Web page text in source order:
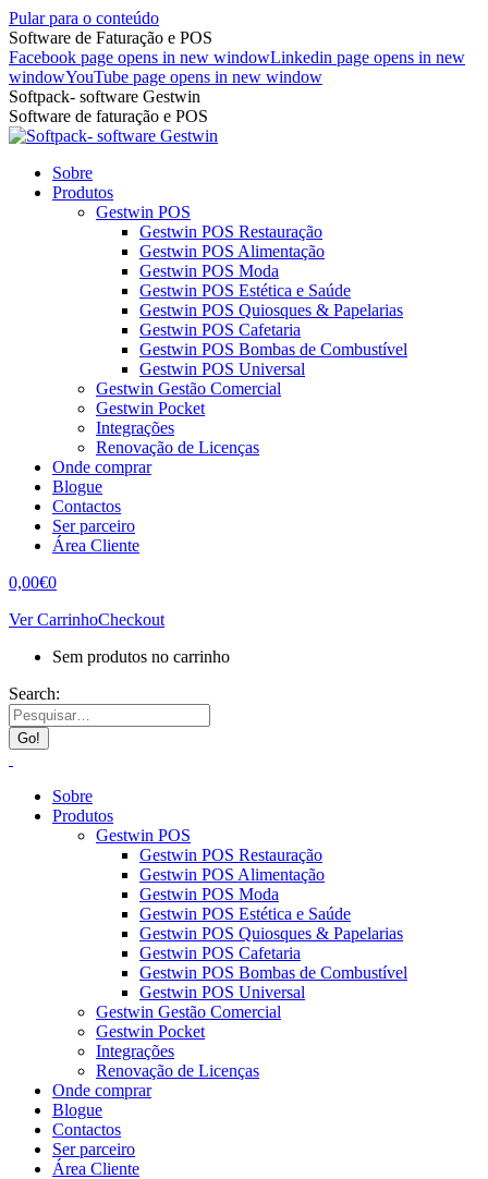
Pular para o conteúdo
Software de Faturação e POS
Facebook page opens in new windowLinkedin page opens in new
windowYouTube page opens in new window
Softpack- software Gestwin
Software de faturação e POS
Sobre
Produtos
Gestwin POS
Gestwin POS Restauração
Gestwin POS Alimentação
Gestwin POS Moda
Gestwin POS Estética e Saúde
Gestwin POS Quiosques & Papelarias
Gestwin POS Cafetaria
Gestwin POS Bombas de Combustível
Gestwin POS Universal
Gestwin Gestão Comercial
Gestwin Pocket
Integrações
Renovação de Licenças
Onde comprar
Blogue
Contactos
Ser parceiro
Área Cliente
0,00€0
Ver CarrinhoCheckout
Sem produtos no carrinho
Search:
Sobre
Produtos
Gestwin POS
Gestwin POS Restauração
Gestwin POS Alimentação
Gestwin POS Moda
Gestwin POS Estética e Saúde
Gestwin POS Quiosques & Papelarias
Gestwin POS Cafetaria
Gestwin POS Bombas de Combustível
Gestwin POS Universal
Gestwin Gestão Comercial
Gestwin Pocket
Integrações
Renovação de Licenças
Onde comprar
Blogue
Contactos
Ser parceiro
Área Cliente